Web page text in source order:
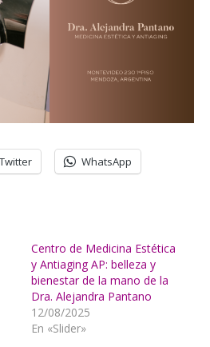
Twitter WhatsApp
Centro de Medicina Estética
y Antiaging AP: belleza y
bienestar de la mano de la
Dra. Alejandra Pantano
12/08/2025
En «Slider»